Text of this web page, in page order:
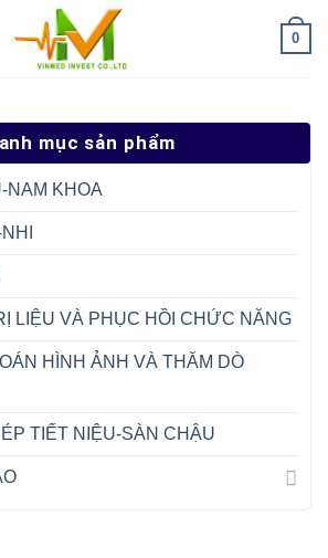
0
mục sản phẩm
NAM KHOA
LIỆU VÀ PHỤC HỒI CHỨC NĂNG
HÌNH ẢNH VÀ THĂM DÒ
TIẾT NIỆU-SÀN CHẬU